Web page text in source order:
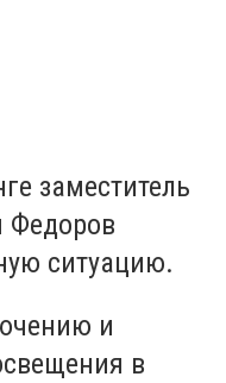
заместитель
Федоров
ситуацию.
и
в